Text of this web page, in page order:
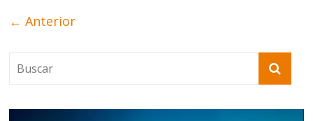
← Anterior